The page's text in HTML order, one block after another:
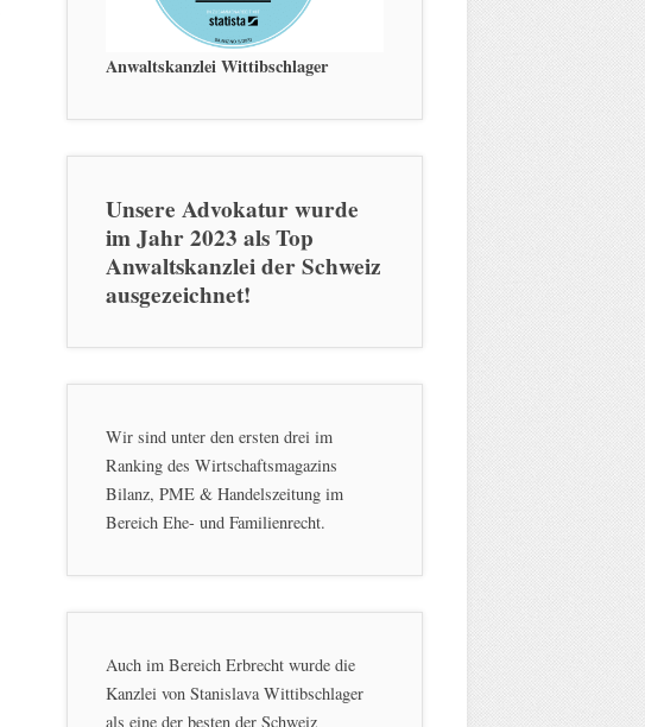
Anwaltskanzlei Wittibschlager
Unsere Advokatur wurde
im Jahr 2023 als Top
Anwaltskanzlei der Schweiz
ausgezeichnet!
Wir sind unter den ersten drei im
Ranking des Wirtschaftsmagazins
Bilanz, PME & Handelszeitung im
Bereich Ehe- und Familienrecht.
Auch im Bereich Erbrecht wurde die
Kanzlei von Stanislava Wittibschlager
als eine der besten der Schweiz